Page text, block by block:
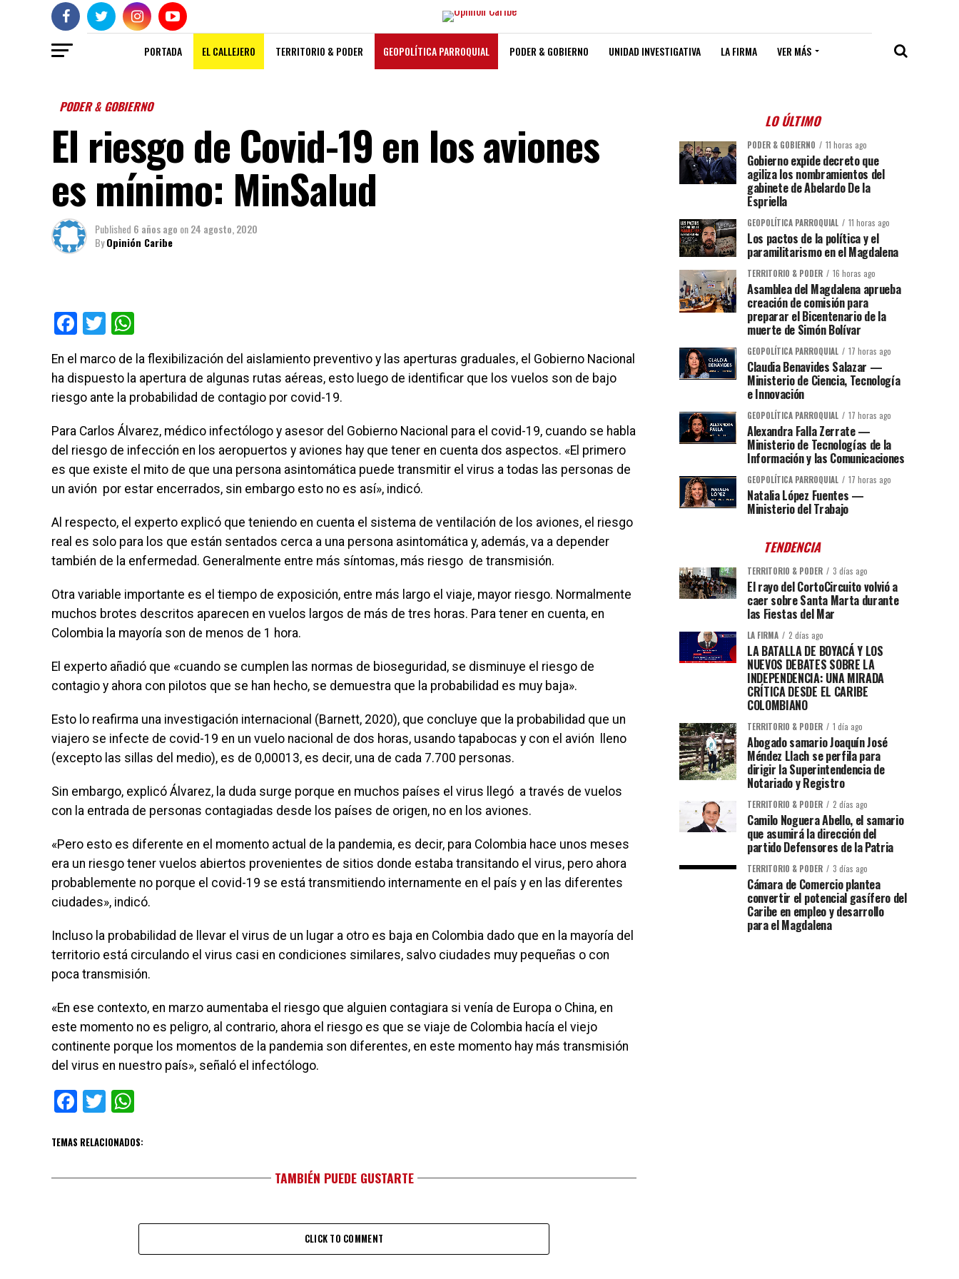
PORTADA EL CALLEJERO TERRITORIO & PODER GEOPOLÍTICA PARROQUIAL PODER & GOBIERNO UNIDAD INVESTIGATIVA LA FIRMA VER MÁS
PODER & GOBIERNO
El riesgo de Covid-19 en los aviones
es mínimo: MinSalud
Published 6 años ago on24 agosto, 2020
ByOpinión Caribe
Facebook
Twitter
En el marco de la flexibilización del aislamiento preventivo y las aperturas graduales, el Gobierno Nacional
ha dispuesto la apertura de algunas rutas aéreas, esto luego de identificar que los vuelos son de bajo
riesgo ante la probabilidad de contagio por covid-19.
Para Carlos Álvarez, médico infectólogo y asesor del Gobierno Nacional para el covid-19, cuando se habla
del riesgo de infección en los aeropuertos y aviones hay que tener en cuenta dos aspectos. «El primero
es que existe el mito de que una persona asintomática puede transmitir el virus a todas las personas de
un avión por estar encerrados, sin embargo esto no es así», indicó.
Al respecto, el experto explicó que teniendo en cuenta el sistema de ventilación de los aviones, el riesgo
real es solo para los que están sentados cerca a una persona asintomática y, además, va a depender
también de la enfermedad. Generalmente entre más síntomas, más riesgo de transmisión.
Otra variable importante es el tiempo de exposición, entre más largo el viaje, mayor riesgo. Normalmente
muchos brotes descritos aparecen en vuelos largos de más de tres horas. Para tener en cuenta, en
Colombia la mayoría son de menos de 1 hora.
El experto añadió que «cuando se cumplen las normas de bioseguridad, se disminuye el riesgo de
contagio y ahora con pilotos que se han hecho, se demuestra que la probabilidad es muy baja».
Esto lo reafirma una investigación internacional (Barnett, 2020), que concluye que la probabilidad que un
viajero se infecte de covid-19 en un vuelo nacional de dos horas, usando tapabocas y con el avión lleno
(excepto las sillas del medio), es de 0,00013, es decir, una de cada 7.700 personas.
Sin embargo, explicó Álvarez, la duda surge porque en muchos países el virus llegó a través de vuelos
con la entrada de personas contagiadas desde los países de origen, no en los aviones.
«Pero esto es diferente en el momento actual de la pandemia, es decir, para Colombia hace unos meses
era un riesgo tener vuelos abiertos provenientes de sitios donde estaba transitando el virus, pero ahora
probablemente no porque el covid-19 se está transmitiendo internamente en el país y en las diferentes
ciudades», indicó.
Incluso la probabilidad de llevar el virus de un lugar a otro es baja en Colombia dado que en la mayoría del
territorio está circulando el virus casi en condiciones similares, salvo ciudades muy pequeñas o con
poca transmisión.
«En ese contexto, en marzo aumentaba el riesgo que alguien contagiara si venía de Europa o China, en
este momento no es peligro, al contrario, ahora el riesgo es que se viaje de Colombia hacía el viejo
continente porque los momentos de la pandemia son diferentes, en este momento hay más transmisión
del virus en nuestro país», señaló el infectólogo.
Facebook
Twitter
TEMAS RELACIONADOS:
TAMBIÉN PUEDE GUSTARTE
CLICK TO COMMENT
LO ÚLTIMO
PODER & GOBIERNO 11 horas ago
Gobierno expide decreto que
agiliza los nombramientos del
gabinete de Abelardo De la
Espriella
GEOPOLÍTICA PARROQUIAL 11 horas ago
Los pactos de la política y el
paramilitarismo en el Magdalena
TERRITORIO & PODER 16 horas ago
Asamblea del Magdalena aprueba
creación de comisión para
preparar el Bicentenario de la
muerte de Simón Bolívar
GEOPOLÍTICA PARROQUIAL 17 horas ago
Claudia Benavides Salazar —
Ministerio de Ciencia, Tecnología
e Innovación
GEOPOLÍTICA PARROQUIAL 17 horas ago
Alexandra Falla Zerrate —
Ministerio de Tecnologías de la
Información y las Comunicaciones
GEOPOLÍTICA PARROQUIAL 17 horas ago
Natalia López Fuentes —
Ministerio del Trabajo
TENDENCIA
TERRITORIO & PODER 3 días ago
El rayo del CortoCircuito volvió a
caer sobre Santa Marta durante
las Fiestas del Mar
LA FIRMA 2 días ago
LA BATALLA DE BOYACÁ Y LOS
NUEVOS DEBATES SOBRE LA
INDEPENDENCIA: UNA MIRADA
CRÍTICA DESDE EL CARIBE
COLOMBIANO
TERRITORIO & PODER 1 día ago
Abogado samario Joaquín José
Méndez Llach se perfila para
dirigir la Superintendencia de
Notariado y Registro
TERRITORIO & PODER 2 días ago
Camilo Noguera Abello, el samario
que asumirá la dirección del
partido Defensores de la Patria
TERRITORIO & PODER 3 días ago
Cámara de Comercio plantea
convertir el potencial gasífero del
Caribe en empleo y desarrollo
para el Magdalena